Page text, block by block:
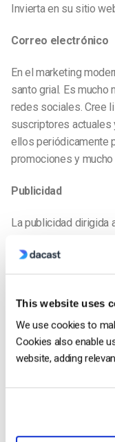
This website uses
We use cookies to
Cookies also enable
website, adding
Invierta en su sitio
Correo electrónico
En el marketing
santo grial. Es
redes sociales. Cree
suscriptores actuales
ellos periódicamente
promociones y mucho
Publicidad
La publicidad dirigida
embargo, este
específico de su
el número de
Asociaciones y
Considere la
estratégicas con
posible que
permitan llegar a un